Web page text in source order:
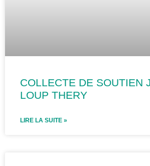
COLLECTE DE SOUTIEN
LOUP THERY
LIRE LA SUITE »